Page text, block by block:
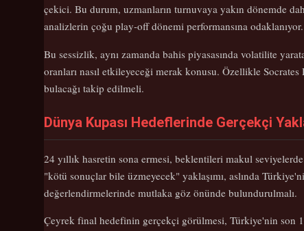
çekici. Bu durum, uzmanların turnuvaya yakın dönemde
analizlerin çoğu play-off dönemi performansına odaklanıyor.
Bu sessizlik, aynı zamanda bahis piyasasında volatilite
oranları nasıl etkileyeceği merak konusu. Özellikle
bulacağı takip edilmeli.
Dünya Kupası Hedeflerinde Gerçekçi
24 yıllık hasretin sona ermesi, beklentileri makul
"kötü sonuçlar bile üzmeyecek" yaklaşımı, aslında
değerlendirmelerinde mutlaka göz önünde bulundurulmalı.
Çeyrek final hedefinin gerçekçi görülmesi, Türkiye'nin son